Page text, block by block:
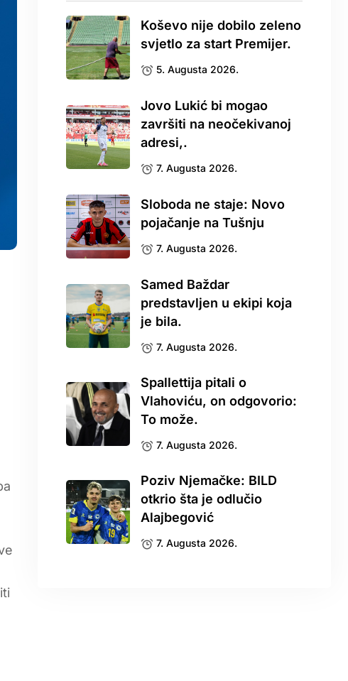
Koševo nije dobilo zeleno
svjetlo za start Premijer.
5. Augusta 2026.
Jovo Lukić bi mogao
završiti na neočekivanoj
adresi,.
7. Augusta 2026.
Sloboda ne staje: Novo
pojačanje na Tušnju
7. Augusta 2026.
Samed Baždar
predstavljen u ekipi koja
je bila.
7. Augusta 2026.
Spallettija pitali o
Vlahoviću, on odgovorio:
To može.
7. Augusta 2026.
Poziv Njemačke: BILD
otkrio šta je odlučio
Alajbegović
7. Augusta 2026.